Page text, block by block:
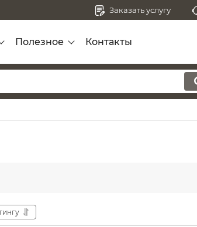
Заказать услугу
Полезное Контакты